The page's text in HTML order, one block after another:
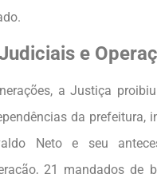
e
a Justiça
da prefeitura,
Neto e seu
21 mandados de